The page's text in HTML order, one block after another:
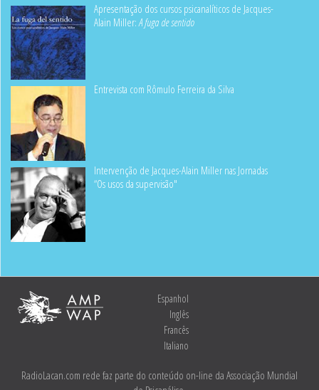
Apresentação dos cursos psicanalíticos de Jacques-
Alain Miller:A fuga de sentido
Entrevista com Rômulo Ferreira da Silva
Intervenção de Jacques-Alain Miller nas Jornadas
“Os usos da supervisão"
Espanhol
Inglês
Francês
Italiano
RadioLacan.com rede faz parte do conteúdo on-line da Associação Mundial